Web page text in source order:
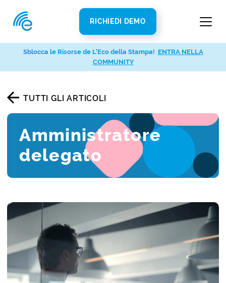
RICHIEDI DEMO
TUTTI GLI ARTICOLI
Amministratore
delegato
Sblocca le Risorse de L’Eco della Stampa! ENTRA NELLA
COMMUNITY